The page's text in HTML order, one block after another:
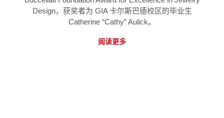
Design，获奖者为 GIA 卡尔斯巴德校区的毕业生
Catherine “Cathy” Aulick。
阅读更多